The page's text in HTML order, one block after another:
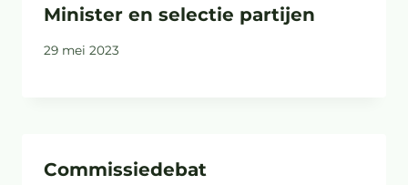
Minister en selectie partijen
29 mei 2023
Commissiedebat